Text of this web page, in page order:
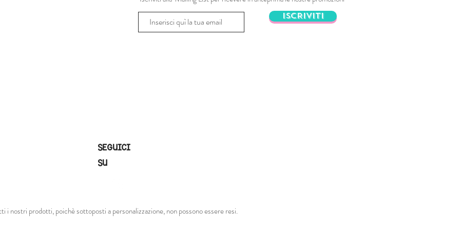
ISCRIVITI
SEGUICI
SU
i nostri prodotti, poichè sottoposti a personalizzazione, non possono essere resi.